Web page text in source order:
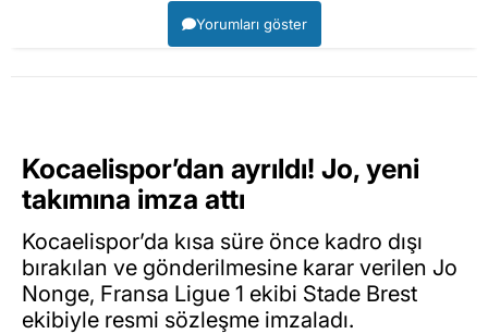
Yorumları göster
Kocaelispor’dan ayrıldı! Jo, yeni
takımına imza attı
Kocaelispor’da kısa süre önce kadro dışı
bırakılan ve gönderilmesine karar verilen Jo
Nonge, Fransa Ligue 1 ekibi Stade Brest
ekibiyle resmi sözleşme imzaladı.